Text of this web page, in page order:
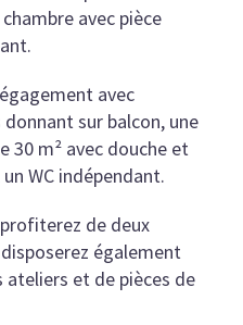
avec pièce
avec
sur balcon, une
30 m² avec douche et
WC indépendant.
de deux
également
ateliers et de pièces de